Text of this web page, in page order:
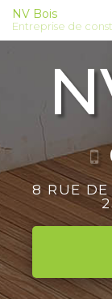
Aller
au
principal
NV Bois
Entreprise de
8 RUE